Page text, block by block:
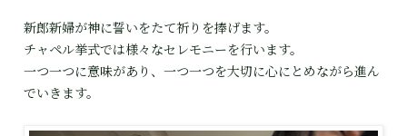
新郎新婦が神に誓いをたて祈りを捧げます。
チャペル挙式では様々なセレモニーを行います。
一つ一つに意味があり、一つ一つを大切に心にとめながら進ん
でいきます。